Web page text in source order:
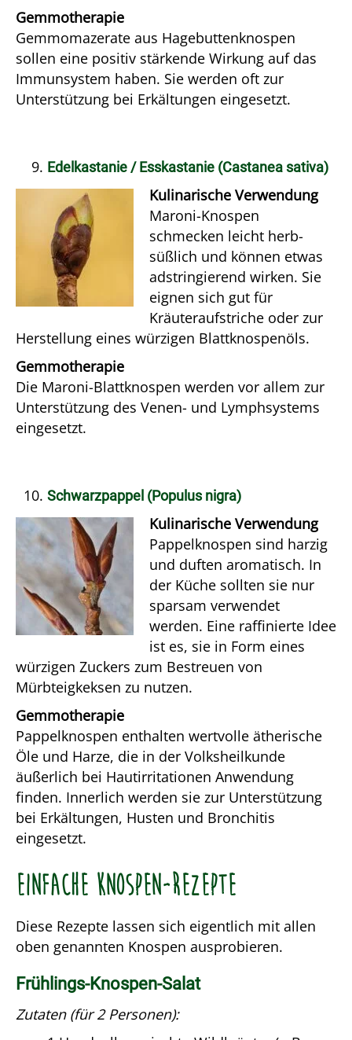
Gemmotherapie
Gemmomazerate aus Hagebuttenknospen
sollen eine positiv stärkende Wirkung auf das
Immunsystem haben. Sie werden oft zur
Unterstützung bei Erkältungen eingesetzt.
Edelkastanie / Esskastanie (Castanea sativa)
Kulinarische Verwendung
Maroni-Knospen
schmecken leicht herb-
süßlich und können etwas
adstringierend wirken. Sie
eignen sich gut für
Kräuteraufstriche oder zur
Herstellung eines würzigen Blattknospenöls.
Gemmotherapie
Die Maroni-Blattknospen werden vor allem zur
Unterstützung des Venen- und Lymphsystems
eingesetzt.
Schwarzpappel (Populus nigra)
Kulinarische Verwendung
Pappelknospen sind harzig
und duften aromatisch. In
der Küche sollten sie nur
sparsam verwendet
werden. Eine raffinierte Idee
ist es, sie in Form eines
würzigen Zuckers zum Bestreuen von
Mürbteigkeksen zu nutzen.
Gemmotherapie
Pappelknospen enthalten wertvolle ätherische
Öle und Harze, die in der Volksheilkunde
äußerlich bei Hautirritationen Anwendung
finden. Innerlich werden sie zur Unterstützung
bei Erkältungen, Husten und Bronchitis
eingesetzt.
Einfache Knospen-Rezepte
Diese Rezepte lassen sich eigentlich mit allen
oben genannten Knospen ausprobieren.
Frühlings-Knospen-Salat
Zutaten (für 2 Personen):